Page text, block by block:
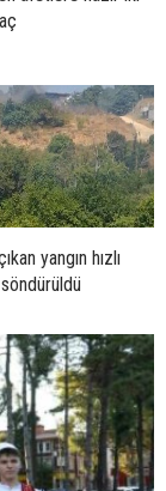
yangın hızlı